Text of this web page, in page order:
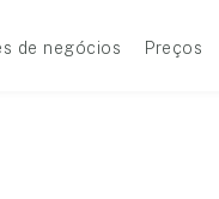
de negócios Preços